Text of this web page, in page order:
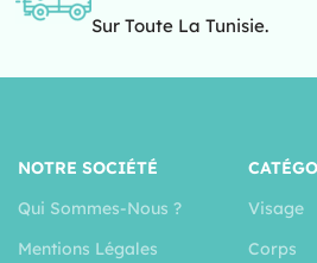
Sur Toute La Tunisie.
NOTRE SOCIÉTÉ
Qui Sommes-Nous ?
Mentions Légales
Visage
Corps